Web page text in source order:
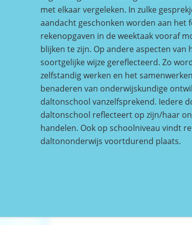
met elkaar vergeleken. In zulke
aandacht geschonken worden aan het
rekenopgaven in de weektaak vooraf
blijken te zijn. Op andere aspecten
soortgelijke wijze gereflecteerd. Zo
zelfstandig werken en het
benaderen van onderwijskundige
daltonschool vanzelfsprekend. Iedere
daltonschool reflecteert op zijn/haar
handelen. Ook op schoolniveau vindt
daltononderwijs voortdurend plaats.